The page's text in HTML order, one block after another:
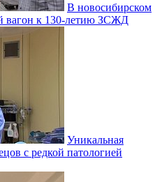
В новосибирском
вагон к 130-летию ЗСЖД
Уникальная
с редкой патологией